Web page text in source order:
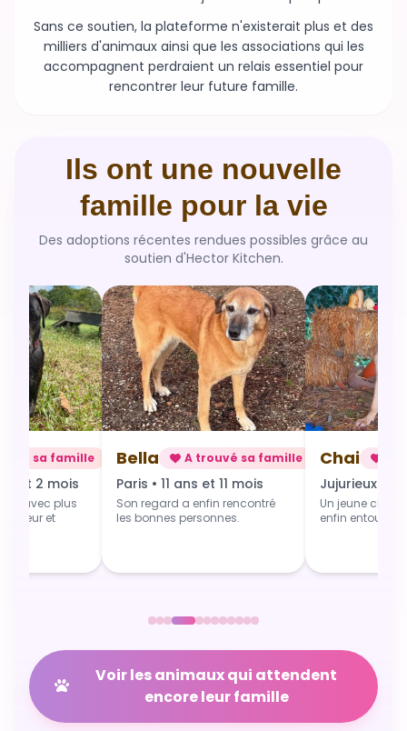
Sans ce soutien, la plateforme n'existerait plus et des
milliers d'animaux ainsi que les associations qui les
accompagnent perdraient un relais essentiel pour
rencontrer leur future famille.
Ils ont une nouvelle
famille pour la vie
Des adoptions récentes rendues possibles grâce au
soutien d'Hector Kitchen.
sa famille
11 mois
rencontré
Chai A trouvé sa famille
Jujurieux • 1 an
Un jeune chien qui grandit
enfin entouré et aimé.
Alba
Douville • 4
Une toute
commence du
Voir les animaux qui attendent
encore leur famille